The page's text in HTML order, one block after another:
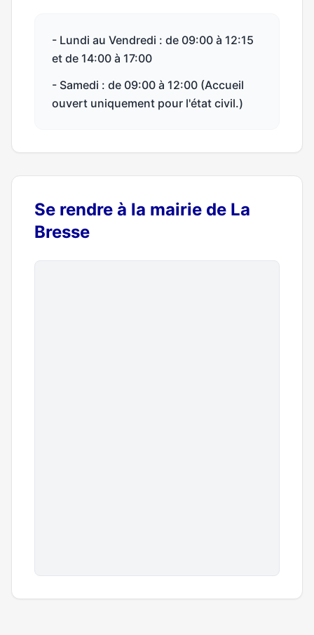
- Lundi au Vendredi : de 09:00 à 12:15
et de 14:00 à 17:00
- Samedi : de 09:00 à 12:00 (Accueil
ouvert uniquement pour l'état civil.)
Se rendre à la mairie de La
Bresse